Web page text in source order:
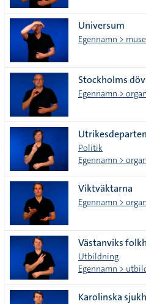
Universum
Egennamn >
Stockholms
Egennamn >
Politik
Egennamn >
Viktväktarna
Egennamn >
Västanviks
Utbildning
Egennamn >
Karolinska